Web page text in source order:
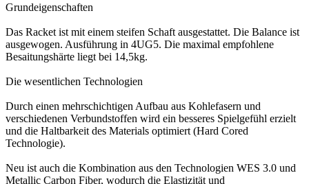
Grundeigenschaften
Das Racket ist mit einem steifen Schaft ausgestattet. Die Balance ist
ausgewogen. Ausführung in 4UG5. Die maximal empfohlene
Besaitungshärte liegt bei 14,5kg.
Die wesentlichen Technologien
Durch einen mehrschichtigen Aufbau aus Kohlefasern und
verschiedenen Verbundstoffen wird ein besseres Spielgefühl erzielt
und die Haltbarkeit des Materials optimiert (Hard Cored
Technologie).
Neu ist auch die Kombination aus den Technologien WES 3.0 und
Metallic Carbon Fiber, wodurch die Elastizität und